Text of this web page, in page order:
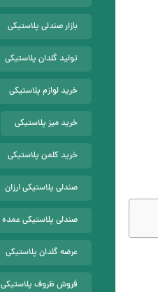
بازار صندلی پلاستیکی
تولید گلدان پلاستیکی
خرید لوازم پلاستیکی
خرید میز پلاستیکی
خرید کلمن پلاستیکی
صندلی پلاستیکی ارزان
صندلی پلاستیکی عمده
عرضه گلدان پلاستیکی
فروش ظروف پلاستیکی